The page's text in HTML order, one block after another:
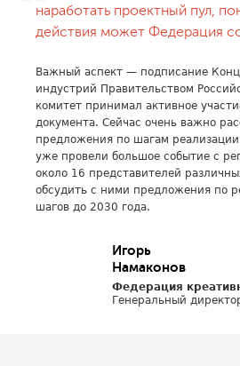
наработать проектный пул,
действия может Федерация
Важный аспект — подписание
индустрий Правительством
комитет принимал активное
документа. Сейчас очень важно
предложения по шагам
уже провели большое событие с
около 16 представителей
обсудить с ними предложения по
шагов до 2030 года.
Игорь
Намаконов
Федерация
Генеральный